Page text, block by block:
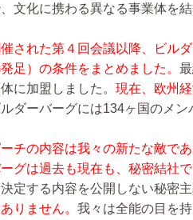
文化に携わる異なる事業体を
された第４回会議以降、ビル
足）の条件をまとめました。
に加盟しました。 現在、欧州
ダーバーグには134ヶ国のメン
チの内容は我々の新たな敵で
グは過去も現在も、秘密結社で
定する内容を公開しない秘密
りません。 我々は全能の目を持